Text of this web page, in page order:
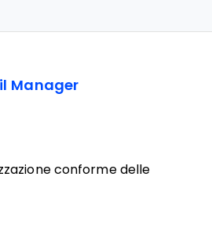
Manager
conforme delle